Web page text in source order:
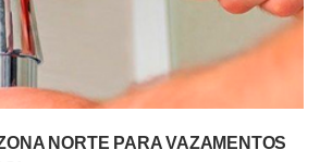
NORTE PARA VAZAMENTOS